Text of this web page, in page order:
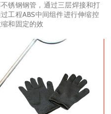
锈钢钢管，通过三层焊接和打
工程ABS中间组件进行伸缩控
和固定的效